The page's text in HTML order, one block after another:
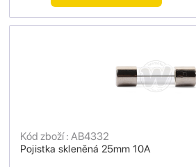
Pojistka skleněná 25mm 10A
Kód zboží : AB4332